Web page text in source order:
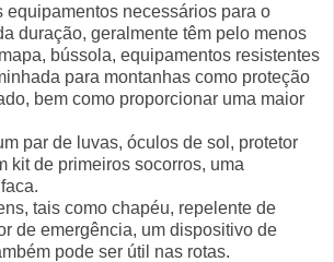
equipamentos necessários para o
duração, geralmente têm pelo menos
bússola, equipamentos resistentes
para montanhas como proteção
bem como proporcionar uma maior
par de luvas, óculos de sol, protetor
kit de primeiros socorros, uma
tais como chapéu, repelente de
de emergência, um dispositivo de
pode ser útil nas rotas.